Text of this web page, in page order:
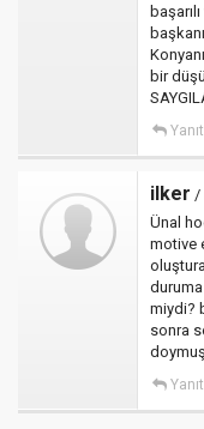
bir
ilker /
Ünal
motive
miydi?
sonra